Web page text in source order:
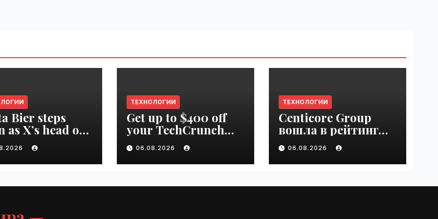
Bier steps
as X’s head of
| VseTime.ru
ТЕХНОЛОГИИ
Get up to $400 off
your TechCrunch
Disrupt 2026 pass
until Friday |
VseTime.ru
06.08.2026
ТЕХНОЛОГИИ
Centicore Group
вошла в рейтинг
«CNews500:
Крупнейшие ИТ-
компании России» |
06.08.2026